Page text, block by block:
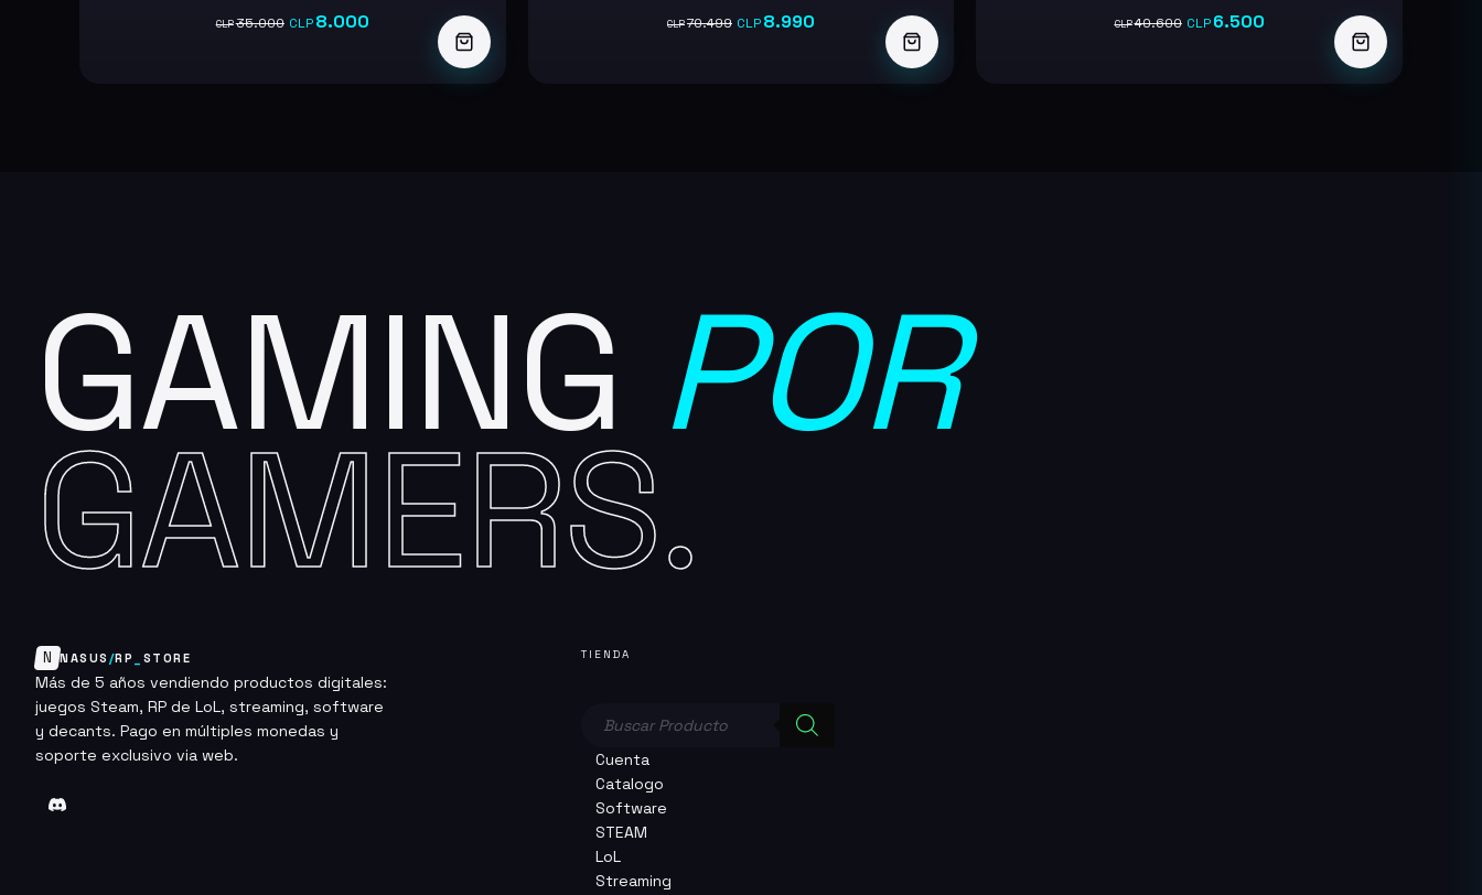
CLP35.000 CLP8.000 CLP70.499 CLP8.990 CLP40.600 CLP 6.500
GAMING POR
GAMERS.
N NASUS /RP STORE
Más de 5 años vendiendo productos digitales:
juegos Steam, RP de LoL, streaming, software
y decants. Pago en múltiples monedas y
soporte exclusivo via web.
TIENDA
Cuenta
Catalogo
Software
STEAM
LoL
Streaming